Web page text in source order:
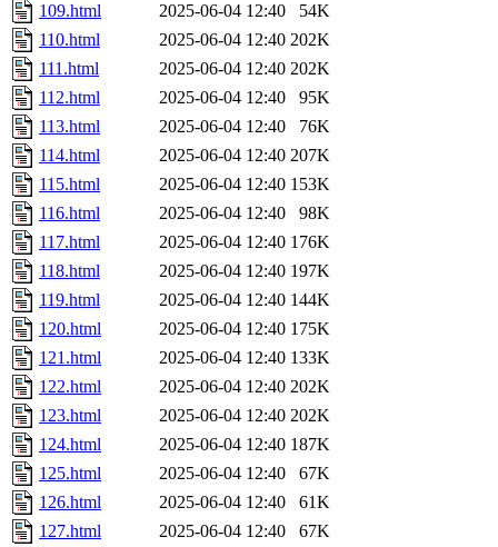
109.html
2025-06-04 12:40
54K
110.html
2025-06-04 12:40 202K
111.html
2025-06-04 12:40 202K
112.html
2025-06-04 12:40
95K
113.html
2025-06-04 12:40
76K
114.html
2025-06-04 12:40 207K
115.html
2025-06-04 12:40 153K
116.html
2025-06-04 12:40
98K
117.html
2025-06-04 12:40 176K
118.html
2025-06-04 12:40 197K
119.html
2025-06-04 12:40 144K
120.html
2025-06-04 12:40 175K
121.html
2025-06-04 12:40 133K
122.html
2025-06-04 12:40 202K
123.html
2025-06-04 12:40 202K
124.html
2025-06-04 12:40 187K
125.html
2025-06-04 12:40
67K
126.html
2025-06-04 12:40
61K
127.html
2025-06-04 12:40
67K